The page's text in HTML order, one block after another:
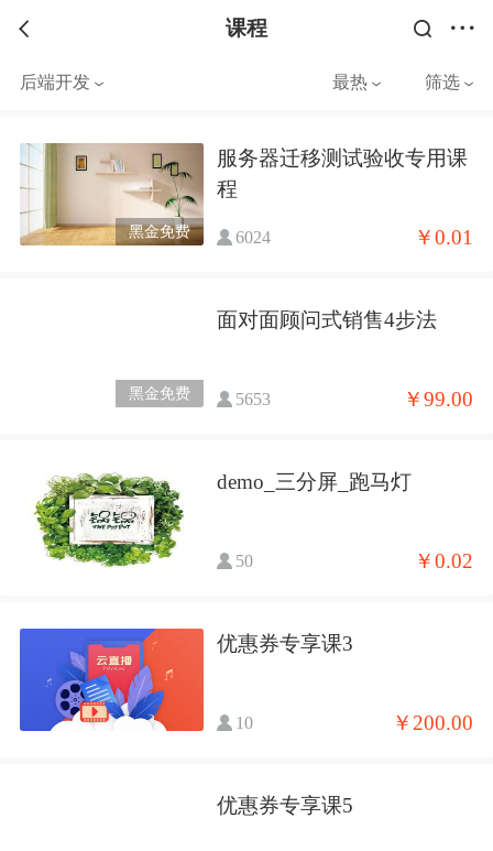
课程
后端开发 最热 筛选
黑金免费
服务器迁移测试验收专用课
程
6024 ￥0.01
黑金免费
面对面顾问式销售4步法
5653 ￥99.00
demo_三分屏_跑马灯
50 ￥0.02
优惠券专享课3
10 ￥200.00
优惠券专享课5